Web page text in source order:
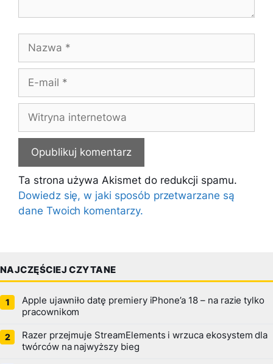
mail
internetowa
Ta strona używa Akismet do redukcji spamu.
Dowiedz się, w jaki sposób przetwarzane są
dane Twoich komentarzy.
NAJCZĘŚCIEJ CZYTANE
Apple ujawniło datę premiery iPhone’a 18 – na razie tylko
pracownikom
Razer przejmuje StreamElements i wrzuca ekosystem dla
twórców na najwyższy bieg